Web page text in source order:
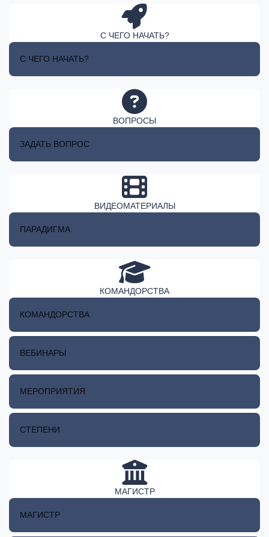
С ЧЕГО НАЧАТЬ?
С ЧЕГО НАЧАТЬ?
ВОПРОСЫ
ЗАДАТЬ ВОПРОС
ВИДЕОМАТЕРИАЛЫ
ПАРАДИГМА
КОМАНДОРСТВА
КОМАНДОРСТВА
ВЕБИНАРЫ
МЕРОПРИЯТИЯ
СТЕПЕНИ
МАГИСТР
МАГИСТР